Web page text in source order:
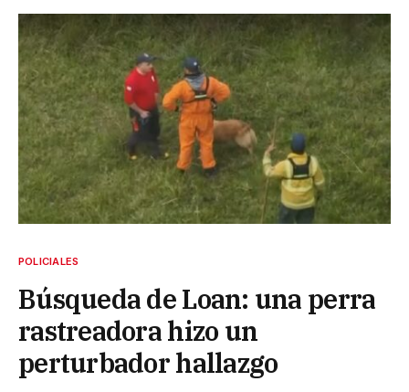
POLICIALES
Búsqueda de Loan: una perra
rastreadora hizo un
perturbador hallazgo